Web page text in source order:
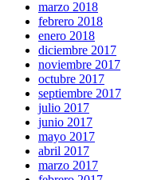
marzo 2018
febrero 2018
enero 2018
diciembre 2017
noviembre 2017
octubre 2017
septiembre 2017
julio 2017
junio 2017
mayo 2017
abril 2017
marzo 2017